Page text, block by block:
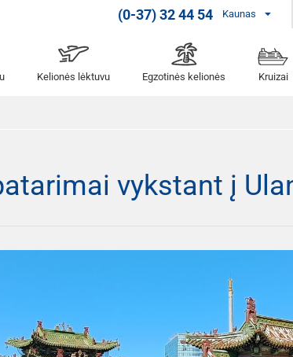
(0-37) 32 44 54 Kaunas
Kelionės lėktuvu Egzotinės kelionės Kruizai
vykstant į